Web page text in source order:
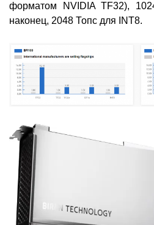
форматом NVIDIA TF32),
наконец, 2048 Топс для INT8.